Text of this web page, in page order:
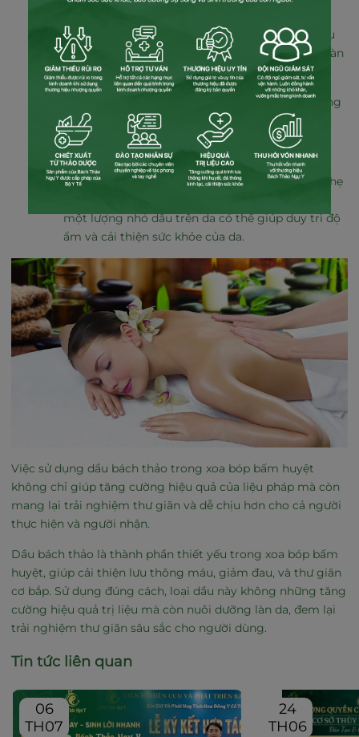
Lưu ý an toàn khi sử dụng:
Kiểm tra phản ứng của da trước khi sử dụng dầu
bách thảo rộng rãi, nhất là với những người có làn
da nhạy cảm.
Tránh sử dụng dầu bách thảo trên các vết thương
hở hoặc da bị tổn thương.
Sau khi xoa bóp:
Sau khi hoàn thành quá trình xoa bóp, hãy lau nhẹ
một lượng nhỏ dầu trên da có thể giúp duy trì độ
ẩm và cải thiện sức khỏe của da.
Việc sử dụng dầu bách thảo trong xoa bóp bấm huyệt
không chỉ giúp tăng cường hiệu quả của liệu pháp mà còn
mang lại trải nghiệm thư giãn và dễ chịu hơn cho cả người
thực hiện và người nhận.
Dầu bách thảo là thành phần thiết yếu trong xoa bóp bấm
huyệt, giúp cải thiện lưu thông máu, giảm đau, và thư giãn
cơ bắp. Sử dụng đúng cách, loại dầu này không những tăng
cường hiệu quả trị liệu mà còn nuôi dưỡng làn da, đem lại
trải nghiệm thư giãn sâu sắc cho người dùng.
Tin tức liên quan
06
TH07
24
TH06